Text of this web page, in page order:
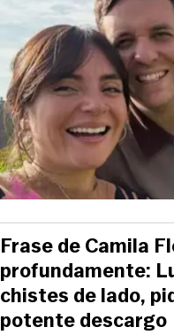
Frase de Camila
profundamente:
chistes de lado,
potente descargo